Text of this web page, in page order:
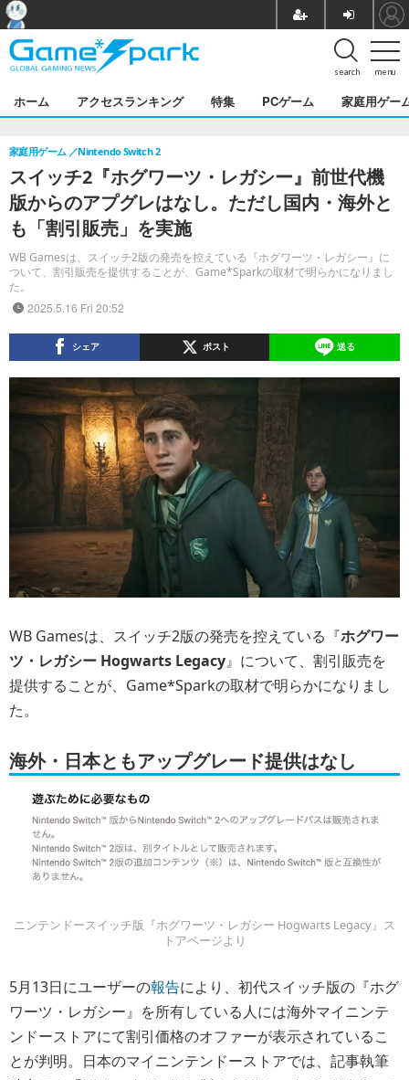
menu
search
ホーム アクセスランキング 特集 PCゲーム 家庭用ゲー
スイッチ2『ホグワーツ・レガシー』前世代機
版からのアプグレはなし。ただし国内・海外と
も「割引販売」を実施
WB Gamesは、スイッチ2版の発売を控えている『ホグワーツ・レガシー』に
ついて、割引販売を提供することが、Game*Sparkの取材で明らかになりまし
た。
家庭用ゲーム Nintendo Switch 2
2025.5.16 Fri 20:52
シェア ポスト 送る
WB Gamesは、スイッチ2版の発売を控えている『ホグワー
ツ・レガシー Hogwarts Legacy』について、割引販売を
提供することが、Game*Sparkの取材で明らかになりまし
た。
海外・日本ともアップグレード提供はなし
ニンテンドースイッチ版『ホグワーツ・レガシー Hogwarts Legacy』ス
トアページより
5月13日にユーザーの報告により、初代スイッチ版の『ホグ
ワーツ・レガシー』を所有している人には海外マイニンテ
ンドーストアにて割引価格のオファーが表示されているこ
とが判明。日本のマイニンテンドーストアでは、記事執筆